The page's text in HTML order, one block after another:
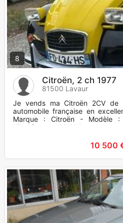
8
Citroën, 2 ch 1977
81500 Lavaur
Je vends ma Citroën 2CV de
automobile française en
Marque : Citroën - Modèle
Kilométrage : 60 000
10 500